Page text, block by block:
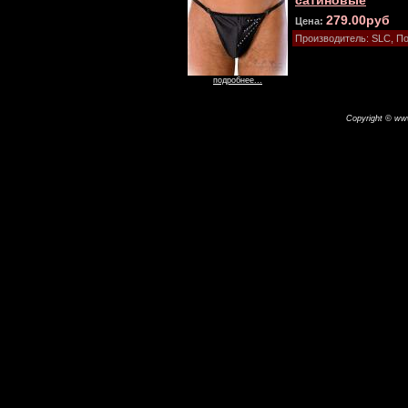
подробнее...
Цена: 279.00руб
Производитель: SLC,
Copyright ©